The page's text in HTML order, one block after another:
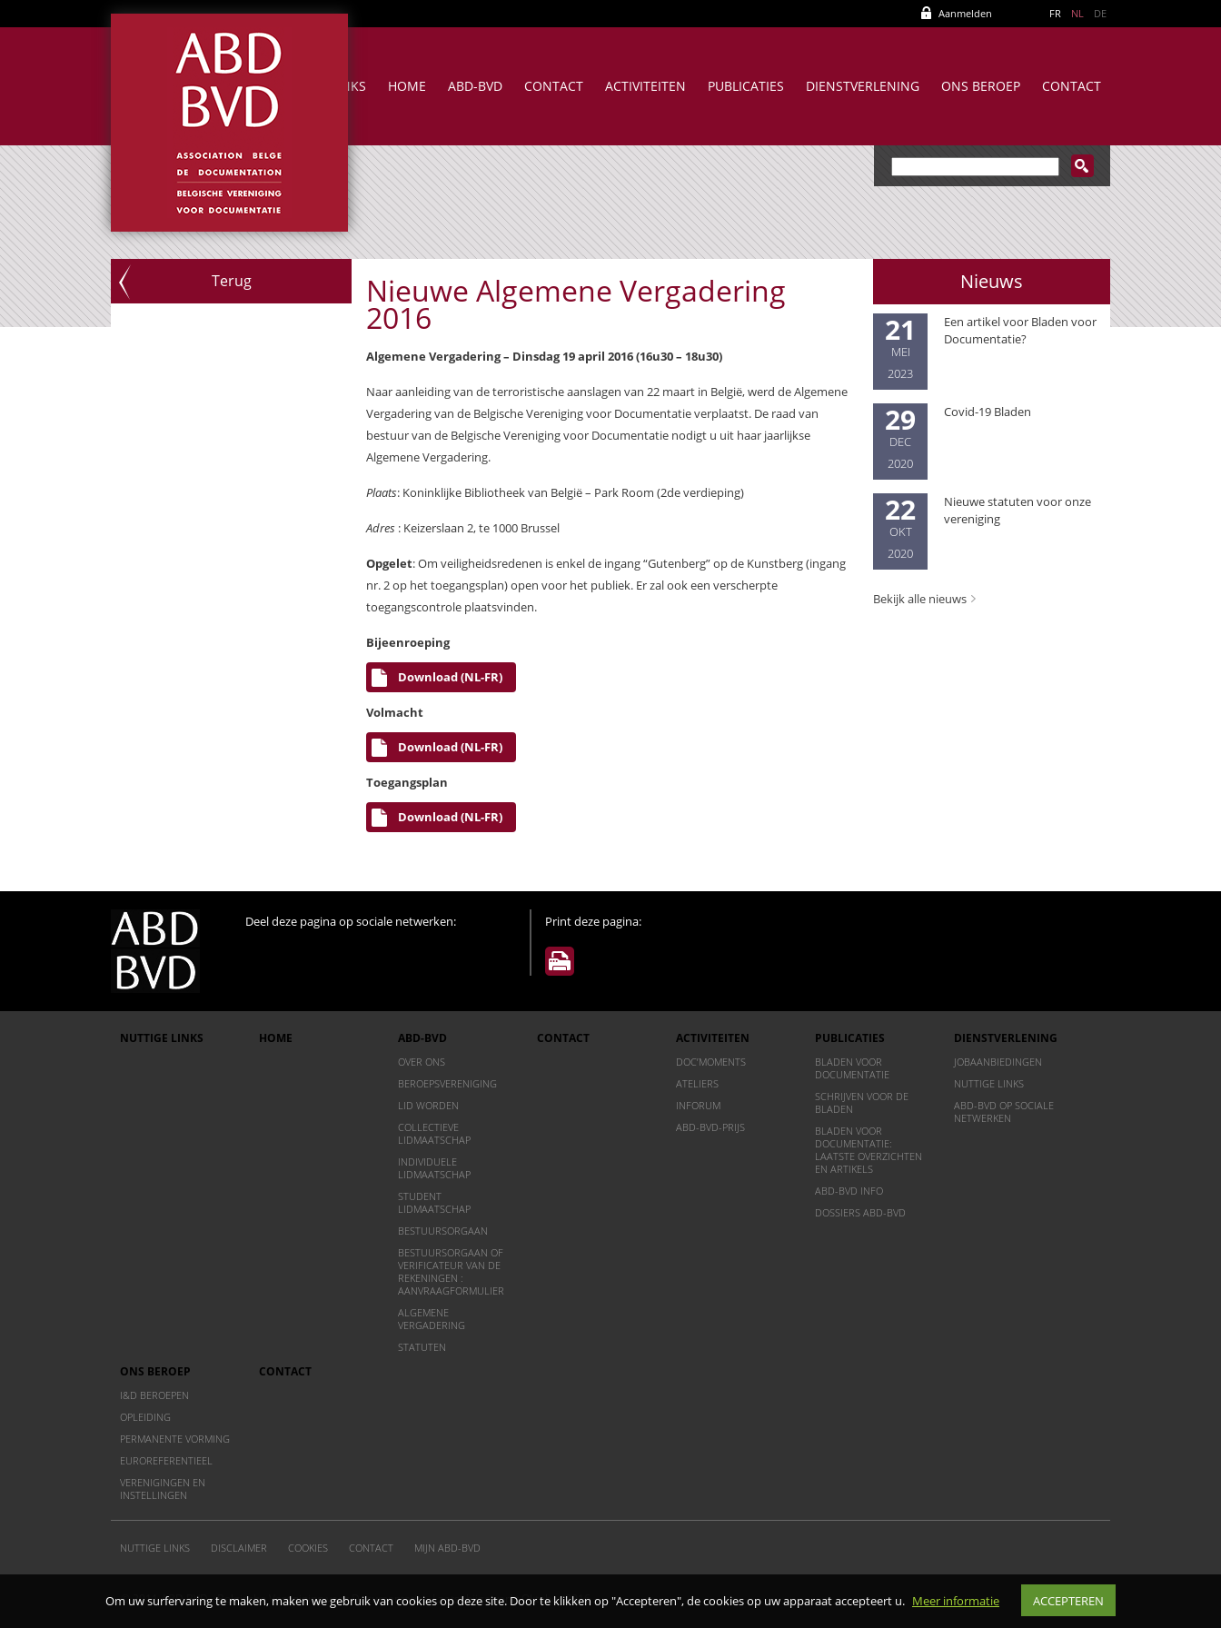
Aanmelden FR NL DE
NUTTIGE LINKS HOME ABD-BVD CONTACT ACTIVITEITEN PUBLICATIES DIENSTVERLENING ONS BEROEP CONTACT
Terug Nieuwe Algemene Vergadering
2016
Algemene Vergadering – Dinsdag 19 april 2016 (16u30 – 18u30)
Naar aanleiding van de terroristische aanslagen van 22 maart in België, werd de Algemene
Vergadering van de Belgische Vereniging voor Documentatie verplaatst. De raad van
bestuur van de Belgische Vereniging voor Documentatie nodigt u uit haar jaarlijkse
Algemene Vergadering.
Plaats: Koninklijke Bibliotheek van België – Park Room (2deverdieping)
Adres : Keizerslaan 2, te 1000 Brussel
Opgelet: Om veiligheidsredenen is enkel de ingang “Gutenberg” op de Kunstberg (ingang
nr. 2 op het toegangsplan) open voor het publiek. Er zal ook een verscherpte
toegangscontrole plaatsvinden.
Bijeenroeping
Download (NL-FR)
Volmacht
Download (NL-FR)
Toegangsplan
Download (NL-FR)
Nieuws
21
MEI
2023
Een artikel voor Bladen voor
Documentatie?
29
DEC
2020
Covid-19 Bladen
22
OKT
2020
Nieuwe statuten voor onze
vereniging
Bekijk alle nieuws
Deel deze pagina op sociale netwerken: Print deze pagina:
NUTTIGE LINKS HOME ABD-BVD
OVER ONS
BEROEPSVERENIGING
LID WORDEN
COLLECTIEVE
LIDMAATSCHAP
INDIVIDUELE
LIDMAATSCHAP
STUDENT
LIDMAATSCHAP
BESTUURSORGAAN
BESTUURSORGAAN OF
VERIFICATEUR VAN DE
REKENINGEN :
AANVRAAGFORMULIER
ALGEMENE
VERGADERING
STATUTEN
CONTACT ACTIVITEITEN
DOC’MOMENTS
ATELIERS
INFORUM
ABD-BVD-PRIJS
PUBLICATIES
BLADEN VOOR
DOCUMENTATIE
SCHRIJVEN VOOR DE
BLADEN
BLADEN VOOR
DOCUMENTATIE:
LAATSTE OVERZICHTEN
EN ARTIKELS
ABD-BVD INFO
DOSSIERS ABD-BVD
DIENSTVERLENING
JOBAANBIEDINGEN
NUTTIGE LINKS
ABD-BVD OP SOCIALE
NETWERKEN
ONS BEROEP
I&D BEROEPEN
OPLEIDING
PERMANENTE VORMING
EUROREFERENTIEEL
VERENIGINGEN EN
INSTELLINGEN
CONTACT
NUTTIGE LINKS DISCLAIMER COOKIES CONTACT MIJN ABD-BVD
© 2011 ABD BVD - Belgische Vereniging voor Documentatie - Laatst bijgewerkt Oktober 2016 - ALYS
Om uw surfervaring te maken, maken we gebruik van cookies op deze site. Door te klikken op "Accepteren", de cookies op uw apparaat accepteert u. Meer informatie ACCEPTEREN